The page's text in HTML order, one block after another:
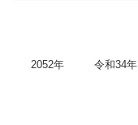
2052年 令和34年